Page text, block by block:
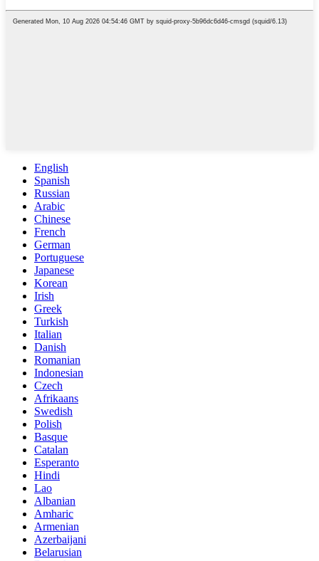
English
Spanish
Russian
Arabic
Chinese
French
German
Portuguese
Japanese
Korean
Irish
Greek
Turkish
Italian
Danish
Romanian
Indonesian
Czech
Afrikaans
Swedish
Polish
Basque
Catalan
Esperanto
Hindi
Lao
Albanian
Amharic
Armenian
Azerbaijani
Belarusian